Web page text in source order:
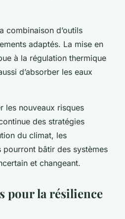
combinaison d’outils
adaptés. La mise en
à la régulation thermique
d’absorber les eaux
les nouveaux risques
des stratégies
du climat, les
bâtir des systèmes
et changeant.
pour la résilience